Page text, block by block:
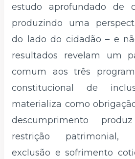
estudo aprofundado de
produzindo uma
do lado do cidadão – e
resultados revelam um
comum aos três
constitucional de
materializa como
descumprimento
restrição patrimonial,
exclusão e sofrimento